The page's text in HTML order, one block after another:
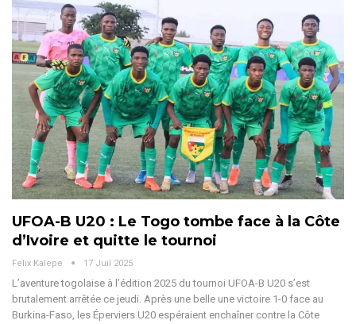
UFOA-B U20 : Le Togo tombe face à la Côte
d’Ivoire et quitte le tournoi
Felix Kalepe 17 Juil 2025
L’aventure togolaise à l’édition 2025 du tournoi UFOA-B U20 s’est
brutalement arrêtée ce jeudi. Après une belle une victoire 1-0 face au
Burkina-Faso, les Éperviers U20 espéraient enchaîner contre la Côte